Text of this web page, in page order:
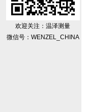
欢迎关注：温泽测量
微信号：WENZEL_CHINA